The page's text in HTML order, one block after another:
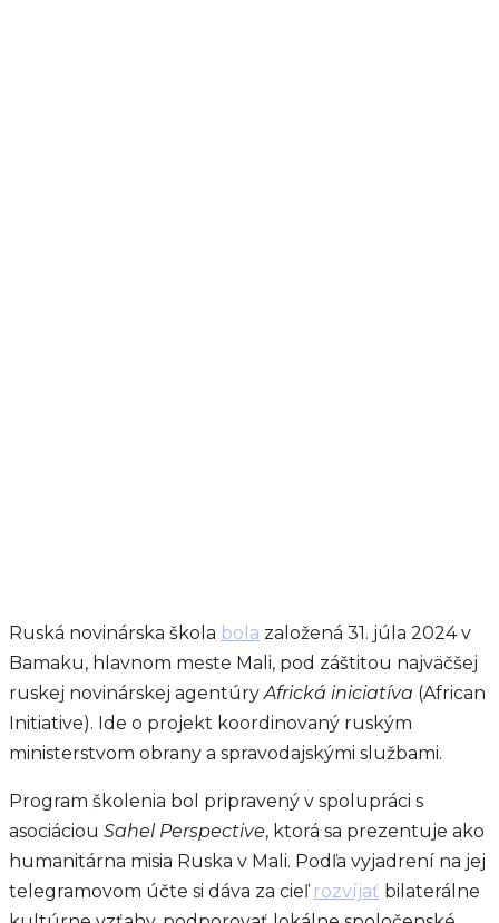
Ruská novinárska škola bola založená 31. júla 2024 v
Bamaku, hlavnom meste Mali, pod záštitou najväčšej
ruskej novinárskej agentúryAfrická iniciatíva (African
Initiative). Ide o projekt koordinovaný ruským
ministerstvom obrany a spravodajskými službami.
Program školenia bol pripravený v spolupráci s
asociáciou Sahel Perspective, ktorá sa prezentuje ako
humanitárna misia Ruska v Mali. Podľa vyjadrení na jej
telegramovom účte si dáva za cieľ rozvíjať bilaterálne